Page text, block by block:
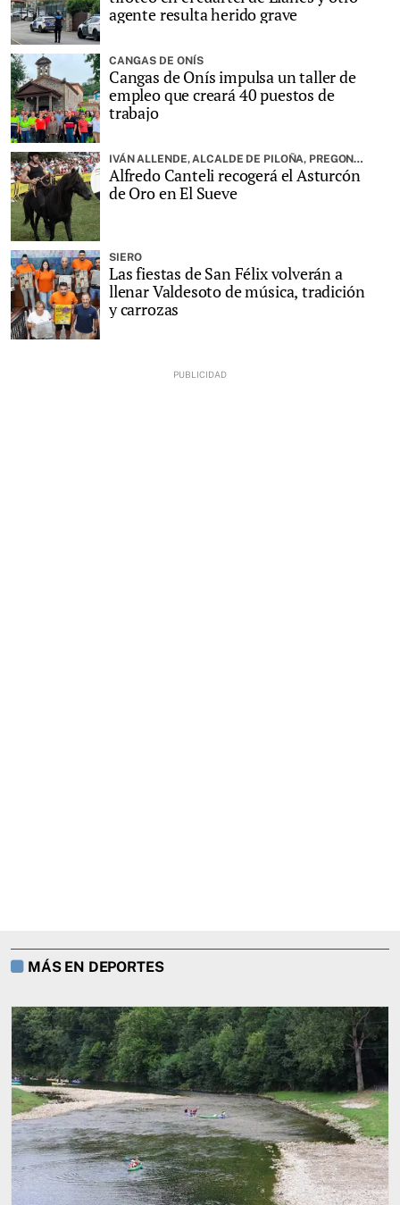
agente resulta herido grave
CANGAS DE ONÍS
Cangas de Onís impulsa un taller de
empleo que creará 40 puestos de
trabajo
IVÁN ALLENDE, ALCALDE DE PILOÑA, PREGONARÁ LA FIESTA
Alfredo Canteli recogerá el Asturcón
de Oro en El Sueve
SIERO
Las fiestas de San Félix volverán a
llenar Valdesoto de música, tradición
y carrozas
MÁS EN DEPORTES